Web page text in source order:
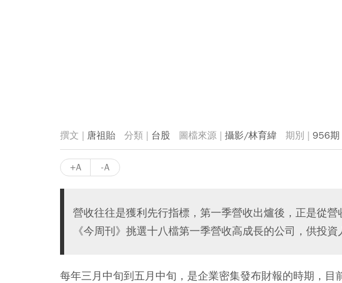
唐祖貽 台股 攝影/林育緯 956期
+A -A
營收往往是獲利先行指標，第一季營收出爐後，正是從營
《今周刊》挑選十八檔第一季營收高成長的公司，供投資
每年三月中旬到五月中旬，是企業密集發布財報的時期，目